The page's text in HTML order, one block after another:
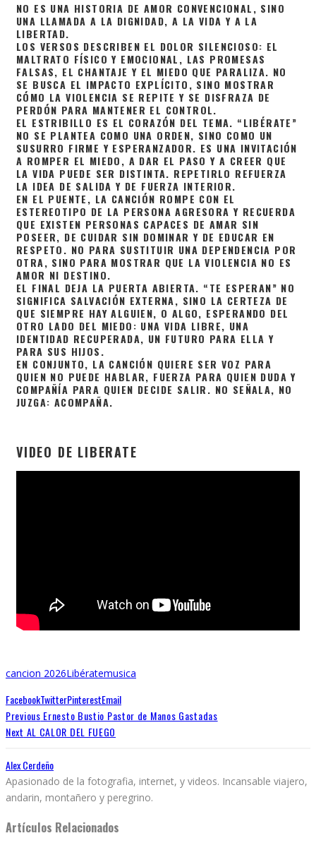
NO ES UNA HISTORIA DE AMOR CONVENCIONAL, SINO
UNA LLAMADA A LA DIGNIDAD, A LA VIDA Y A LA
LIBERTAD.
LOS VERSOS DESCRIBEN EL DOLOR SILENCIOSO: EL
MALTRATO FÍSICO Y EMOCIONAL, LAS PROMESAS
FALSAS, EL CHANTAJE Y EL MIEDO QUE PARALIZA. NO
SE BUSCA EL IMPACTO EXPLÍCITO, SINO MOSTRAR
CÓMO LA VIOLENCIA SE REPITE Y SE DISFRAZA DE
PERDÓN PARA MANTENER EL CONTROL.
EL ESTRIBILLO ES EL CORAZÓN DEL TEMA. “LIBÉRATE”
NO SE PLANTEA COMO UNA ORDEN, SINO COMO UN
SUSURRO FIRME Y ESPERANZADOR. ES UNA INVITACIÓN
A ROMPER EL MIEDO, A DAR EL PASO Y A CREER QUE
LA VIDA PUEDE SER DISTINTA. REPETIRLO REFUERZA
LA IDEA DE SALIDA Y DE FUERZA INTERIOR.
EN EL PUENTE, LA CANCIÓN ROMPE CON EL
ESTEREOTIPO DE LA PERSONA AGRESORA Y RECUERDA
QUE EXISTEN PERSONAS CAPACES DE AMAR SIN
POSEER, DE CUIDAR SIN DOMINAR Y DE EDUCAR EN
RESPETO. NO PARA SUSTITUIR UNA DEPENDENCIA POR
OTRA, SINO PARA MOSTRAR QUE LA VIOLENCIA NO ES
AMOR NI DESTINO.
EL FINAL DEJA LA PUERTA ABIERTA. “TE ESPERAN” NO
SIGNIFICA SALVACIÓN EXTERNA, SINO LA CERTEZA DE
QUE SIEMPRE HAY ALGUIEN, O ALGO, ESPERANDO DEL
OTRO LADO DEL MIEDO: UNA VIDA LIBRE, UNA
IDENTIDAD RECUPERADA, UN FUTURO PARA ELLA Y
PARA SUS HIJOS.
EN CONJUNTO, LA CANCIÓN QUIERE SER VOZ PARA
QUIEN NO PUEDE HABLAR, FUERZA PARA QUIEN DUDA Y
COMPAÑÍA PARA QUIEN DECIDE SALIR. NO SEÑALA, NO
JUZGA: ACOMPAÑA.
VIDEO DE LIBERATE
cancion 2026Libératemusica
FacebookTwitterPinterestEmail
Previous Ernesto Bustio Pastor de Manos Gastadas
Next AL CALOR DEL FUEGO
Alex Cerdeño
Apasionado de la fotografia, internet, y videos. Incansable viajero,
andarin, montañero y peregrino.
Artículos Relacionados